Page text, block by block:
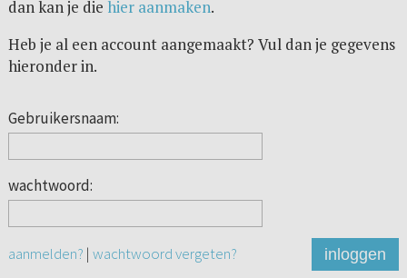
dan kan je die hier aanmaken.
Heb je al een account aangemaakt? Vul dan je gegevens
hieronder in.
Gebruikersnaam:
wachtwoord:
aanmelden? | wachtwoord vergeten? inloggen